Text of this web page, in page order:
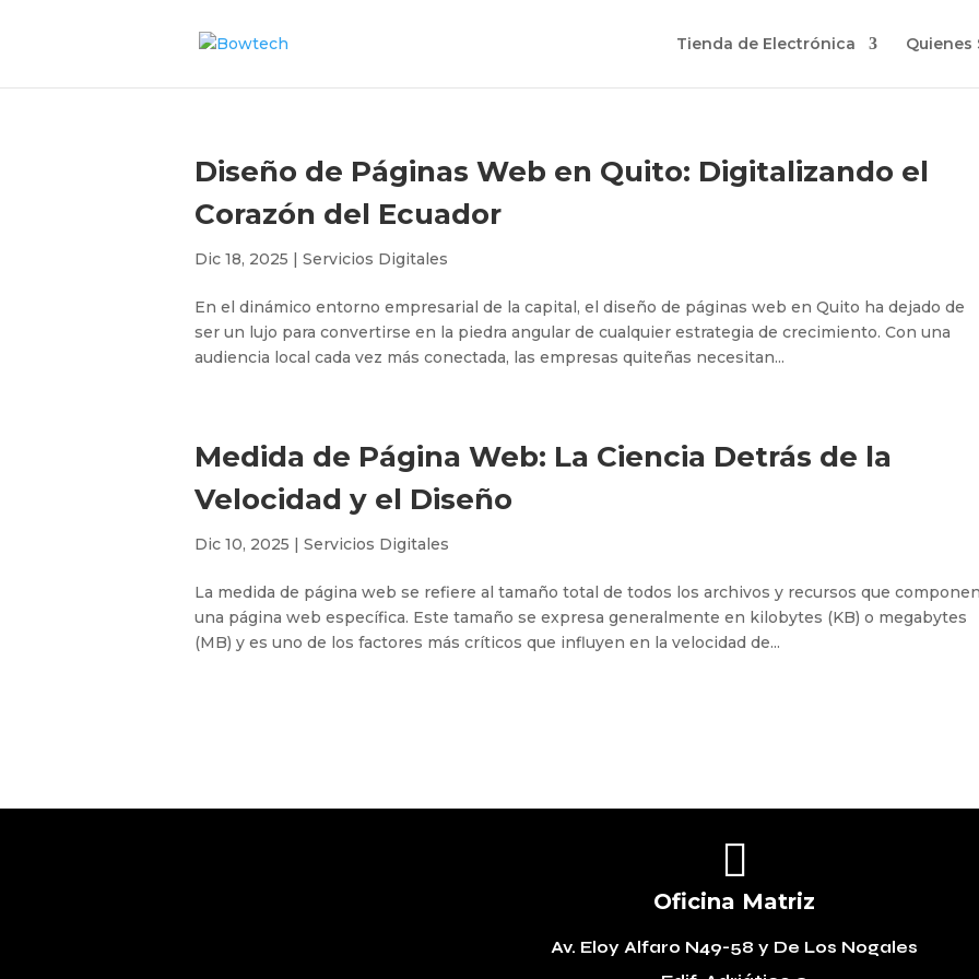
Tienda de Electrónica Quienes
Diseño de Páginas Web en Quito: Digitalizando el
Corazón del Ecuador
Dic 18, 2025 | Servicios Digitales
En el dinámico entorno empresarial de la capital, el diseño de páginas web en Quito ha dejado de
ser un lujo para convertirse en la piedra angular de cualquier estrategia de crecimiento. Con una
audiencia local cada vez más conectada, las empresas quiteñas necesitan...
Medida de Página Web: La Ciencia Detrás de la
Velocidad y el Diseño
Dic 10, 2025 | Servicios Digitales
La medida de página web se refiere al tamaño total de todos los archivos y recursos que
una página web específica. Este tamaño se expresa generalmente en kilobytes (KB) o megabytes
(MB) y es uno de los factores más críticos que influyen en la velocidad de...

Oficina Matriz
Av. Eloy Alfaro N49-58 y De Los Nogales